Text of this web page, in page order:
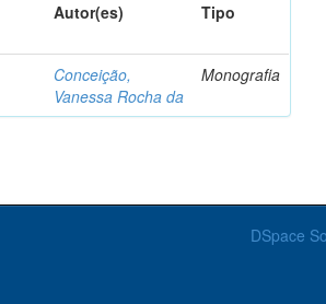
Autor(es) Tipo
Conceição,
Vanessa Rocha da
Monografia
DSpace